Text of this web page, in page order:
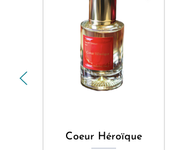
Coeur Héroïque